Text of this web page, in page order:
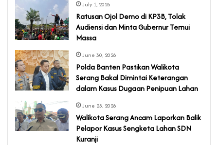
July 1, 2026
‎Ratusan Ojol Demo di KP3B, Tolak
Audiensi dan Minta Gubernur Temui
Massa
June 30, 2026
Polda Banten Pastikan Walikota
Serang Bakal Dimintai Keterangan
dalam Kasus Dugaan Penipuan Lahan
June 25, 2026
Walikota Serang Ancam Laporkan Balik
Pelapor Kasus Sengketa Lahan SDN
Kuranji‎